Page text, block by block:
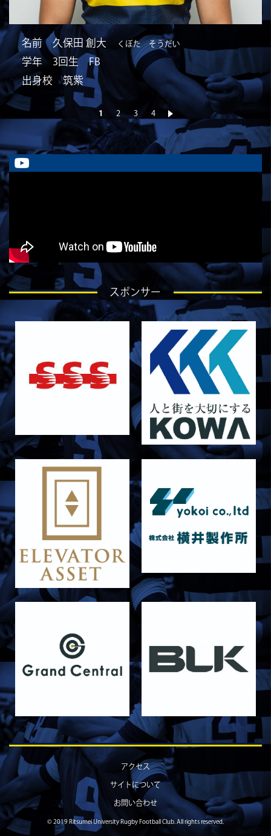
名前 久保田 創大 くぼた そうだい
学年 3回生 FB
出身校 筑紫
1 2 3
4
スポンサー
アクセス
サイトについて
お問い合わせ
© 2019 Ritsumei University Rugby Football Club. All rights reserved.